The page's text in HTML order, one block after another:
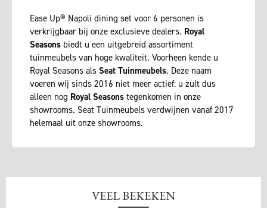
Ease Up® Napoli dining set voor 6 personen is
verkrijgbaar bij onze exclusieve dealers. Royal
Seasons biedt u een uitgebreid assortiment
tuinmeubels van hoge kwaliteit. Voorheen kende u
Royal Seasons als Seat Tuinmeubels. Deze naam
voeren wij sinds 2016 niet meer actief: u zult dus
alleen nog Royal Seasons tegenkomen in onze
showrooms. Seat Tuinmeubels verdwijnen vanaf 2017
helemaal uit onze showrooms.
VEEL BEKEKEN